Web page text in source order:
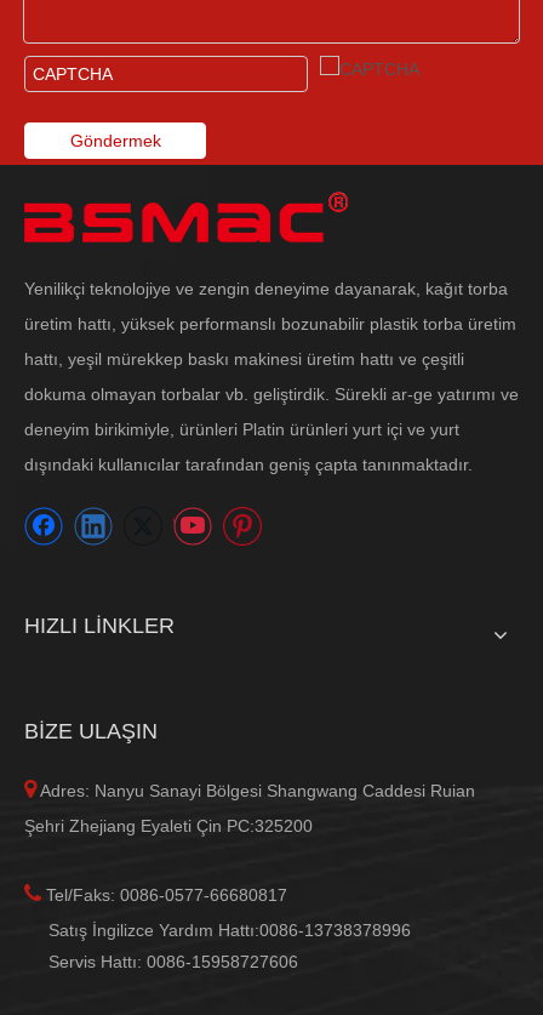
Göndermek
Yenilikçi teknolojiye ve zengin deneyime dayanarak, kağıt torba
üretim hattı, yüksek performanslı bozunabilir plastik torba üretim
hattı, yeşil mürekkep baskı makinesi üretim hattı ve çeşitli
dokuma olmayan torbalar vb. geliştirdik. Sürekli ar-ge yatırımı ve
deneyim birikimiyle, ürünleri Platin ürünleri yurt içi ve yurt
dışındaki kullanıcılar tarafından geniş çapta tanınmaktadır.
HIZLI LİNKLER
BİZE ULAŞIN
Adres: Nanyu Sanayi Bölgesi Shangwang Caddesi Ruian
Şehri Zhejiang Eyaleti Çin PC:325200
 Tel/Faks: 0086-0577-66680817
Satış İngilizce Yardım Hattı:0086-13738378996
Servis Hattı: 0086-15958727606